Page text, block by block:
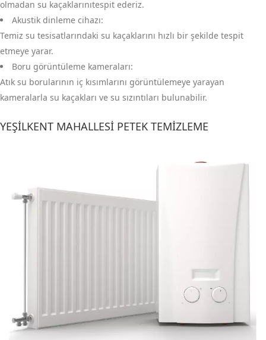
olmadan su kaçaklarınıtespit ederiz.
Akustik dinleme cihazı:
Temiz su tesisatlarındaki su kaçaklarını hızlı bir şekilde tespit
etmeye yarar.
Boru görüntüleme kameraları:
Atık su borularının iç kısımlarını görüntülemeye yarayan
kameralarla su kaçakları ve su sızıntıları bulunabilir.
YEŞILKENT MAHALLESI PETEK TEMIZLEME